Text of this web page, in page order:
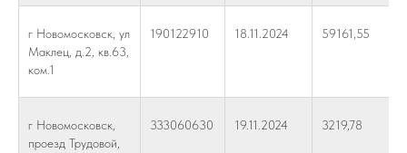
г Новомосковск, ул
Маклец, д.2, кв.63,
ком.1
190122910 18.11.2024 59161,55
г Новомосковск,
проезд Трудовой,
333060630 19.11.2024 3219,78